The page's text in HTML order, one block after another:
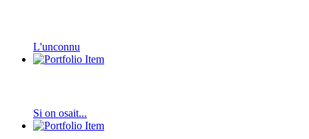
L'unconnu
Si on osait...